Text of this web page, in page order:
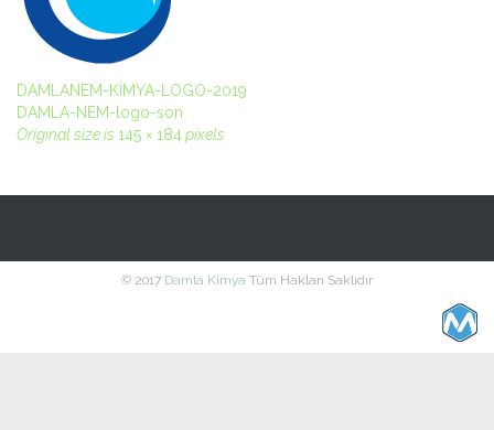
DAMLANEM-KİMYA-LOGO-2019
DAMLA-NEM-logo-son
Original size is 145 × 184pixels
© 2017 Damla Kimya Tüm Hakları Saklıdır